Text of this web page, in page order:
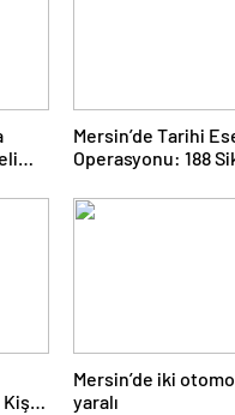
Mersin’de Tarihi
Operasyonu: 188
Kişi
Mersin’de iki
yaralı